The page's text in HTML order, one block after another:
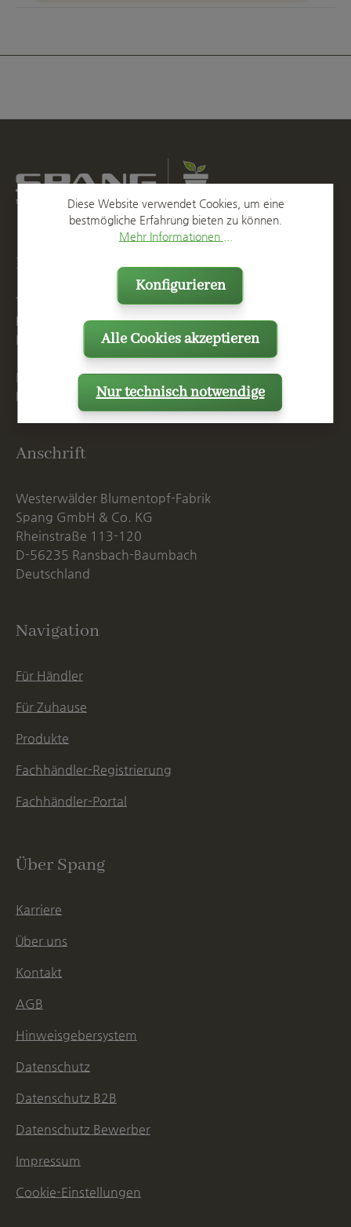
Kontakt
T
+49 2623 887 0
F
+49 2623 887 149
E
info@spang.de
Mo. - Do. 07:15 - 16:00 Uhr
Fr. bis 14:00 Uhr
Anschrift
Westerwälder Blumentopf-Fabrik
Spang GmbH & Co. KG
Rheinstraße 113-120
D-56235 Ransbach-Baumbach
Deutschland
Navigation
Für Händler
Für Zuhause
Produkte
Fachhändler-Registrierung
Fachhändler-Portal
Über Spang
Karriere
Über uns
Kontakt
AGB
Hinweisgebersystem
Datenschutz
Datenschutz B2B
Datenschutz Bewerber
Impressum
Cookie-Einstellungen
Diese Website verwendet Cookies, um eine
bestmögliche Erfahrung bieten zu können.
Mehr Informationen ...
Nur technisch notwendige
Konfigurieren
Alle Cookies akzeptieren